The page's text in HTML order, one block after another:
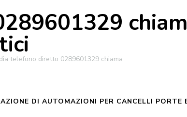
telefono diretto 0289601329 chiama
DI AUTOMAZIONI PER CANCELLI PORTE